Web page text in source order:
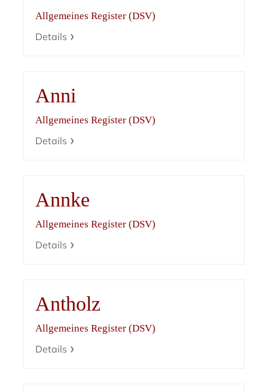
Allgemeines Register (DSV)
Details
Anni
Allgemeines Register (DSV)
Details
Annke
Allgemeines Register (DSV)
Details
Antholz
Allgemeines Register (DSV)
Details